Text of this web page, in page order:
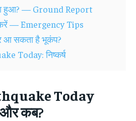
हुआ? — Ground Report
— Emergency Tips
आ सकता है भूकंप?
Today: निष्कर्ष
Today
कब?